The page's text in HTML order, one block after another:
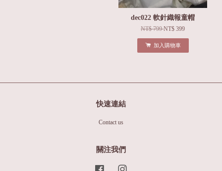
dec022 軟針織報童帽
NT$ 799NT$ 399
加入購物車
快速連結
Contact us
關注我們
Facebook